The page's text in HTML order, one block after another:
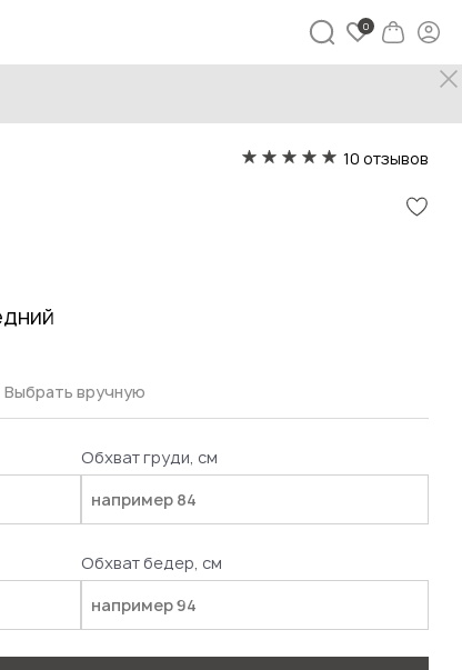
10 отзывов
Выбрать вручную
Обхват груди, см
Обхват бедер, см